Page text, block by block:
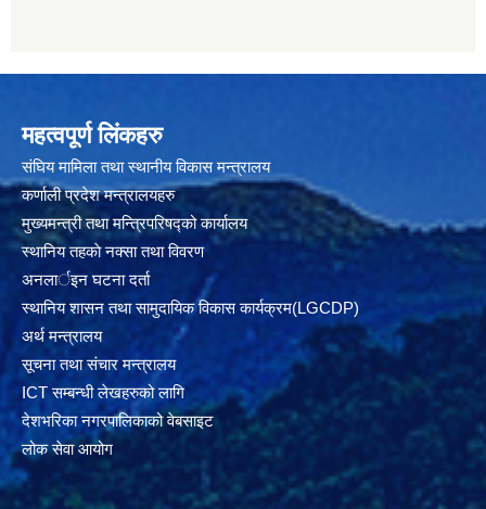
महत्वपूर्ण लिंकहरु
संघिय मामिला तथा स्थानीय विकास मन्त्रालय
कर्णाली प्रदेश मन्त्रालयहरु
मुख्यमन्त्री तथा मन्त्रिपरिषद्को कार्यालय
स्थानिय तहकाे नक्सा तथा विवरण
अनलार्इन घटना दर्ता
स्थानिय शासन तथा सामुदायिक विकास कार्यक्रम(LGCDP)
अर्थ मन्त्रालय
सूचना तथा संचार मन्त्रालय
ICT सम्बन्धी लेखहरुको लागि
देशभरिका नगरपालिकाको वेबसाइट
लोक सेवा आयोग